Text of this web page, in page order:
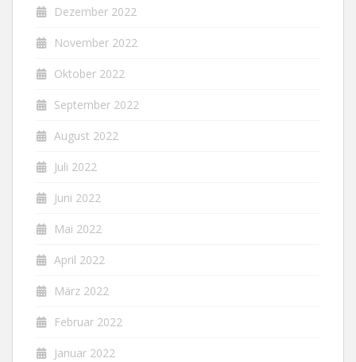
Dezember 2022
November 2022
Oktober 2022
September 2022
August 2022
Juli 2022
Juni 2022
Mai 2022
April 2022
März 2022
Februar 2022
Januar 2022